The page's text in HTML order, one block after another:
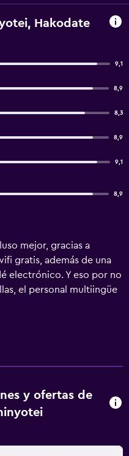
Hakodate
9,1
8,9
8,3
8,9
9,1
8,9
mejor, gracias a
gratis, además de una
electrónico. Y eso por no
el personal multiingüe
gratuitos.
y ofertas de